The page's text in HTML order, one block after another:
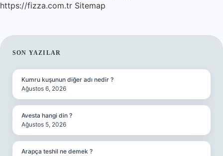
https://fizza.com.tr Sitemap
SIDEBAR
SON YAZILAR
Kumru kuşunun diğer adı nedir ?
Ağustos 6, 2026
Avesta hangi din ?
Ağustos 5, 2026
Arapça teshil ne demek ?